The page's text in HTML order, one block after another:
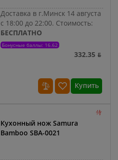
Доставка в г.Минск 14 августа
с 18:00 до 22:00. Стоимость:
БЕСПЛАТНО
Бонусные баллы: 16.62
332.35 ƃ
Купить
Кухонный нож Samura
Bamboo SBA-0021